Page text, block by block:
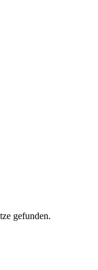
gefunden.